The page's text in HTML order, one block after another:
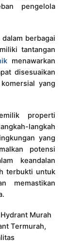
pengelola
berbagai
tantangan
menawarkan
disesuaikan
yang
properti
langkah
yang
potensi
keandalan
terbukti untuk
memastikan
Murah
Termurah,